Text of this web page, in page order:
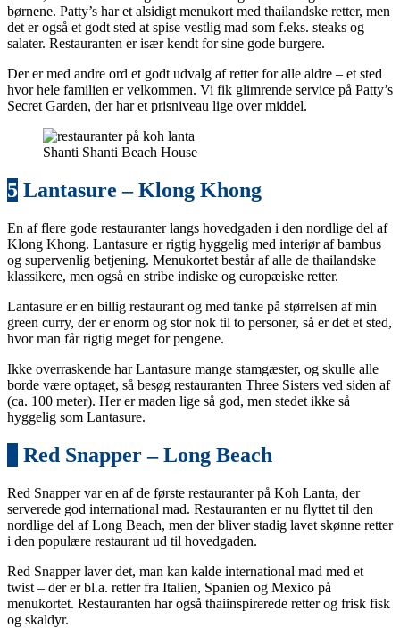
børnene. Patty’s har et alsidigt menukort med thailandske retter, men
det er også et godt sted at spise vestlig mad som f.eks. steaks og
salater. Restauranten er især kendt for sine gode burgere.
Der er med andre ord et godt udvalg af retter for alle aldre – et sted
hvor hele familien er velkommen. Vi fik glimrende service på Patty’s
Secret Garden, der har et prisniveau lige over middel.
Shanti Shanti Beach House
5 Lantasure – Klong Khong
En af flere gode restauranter langs hovedgaden i den nordlige del af
Klong Khong. Lantasure er rigtig hyggelig med interiør af bambus
og supervenlig betjening. Menukortet består af alle de thailandske
klassikere, men også en stribe indiske og europæiske retter.
Lantasure er en billig restaurant og med tanke på størrelsen af min
green curry, der er enorm og stor nok til to personer, så er det et sted,
hvor man får rigtig meget for pengene.
Ikke overraskende har Lantasure mange stamgæster, og skulle alle
borde være optaget, så besøg restauranten Three Sisters ved siden af
(ca. 100 meter). Her er maden lige så god, men stedet ikke så
hyggelig som Lantasure.
Red Snapper – Long Beach
Red Snapper var en af de første restauranter på Koh Lanta, der
serverede god international mad. Restauranten er nu flyttet til den
nordlige del af Long Beach, men der bliver stadig lavet skønne retter
i den populære restaurant ud til hovedgaden.
Red Snapper laver det, man kan kalde international mad med et
twist – der er bl.a. retter fra Italien, Spanien og Mexico på
menukortet. Restauranten har også thaiinspirerede retter og frisk fisk
og skaldyr.